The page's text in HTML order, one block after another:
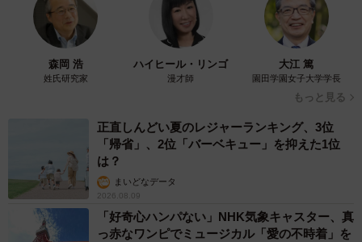
森岡 浩
姓氏研究家
ハイヒール・リンゴ
漫才師
大江 篤
園田学園女子大学学長
もっと見る
正直しんどい夏のレジャーランキング、3位
「帰省」、2位「バーベキュー」を抑えた1位
は？
まいどなデータ
2026.08.09
「好奇心ハンパない」NHK気象キャスター、真
っ赤なワンピでミュージカル「愛の不時着」を